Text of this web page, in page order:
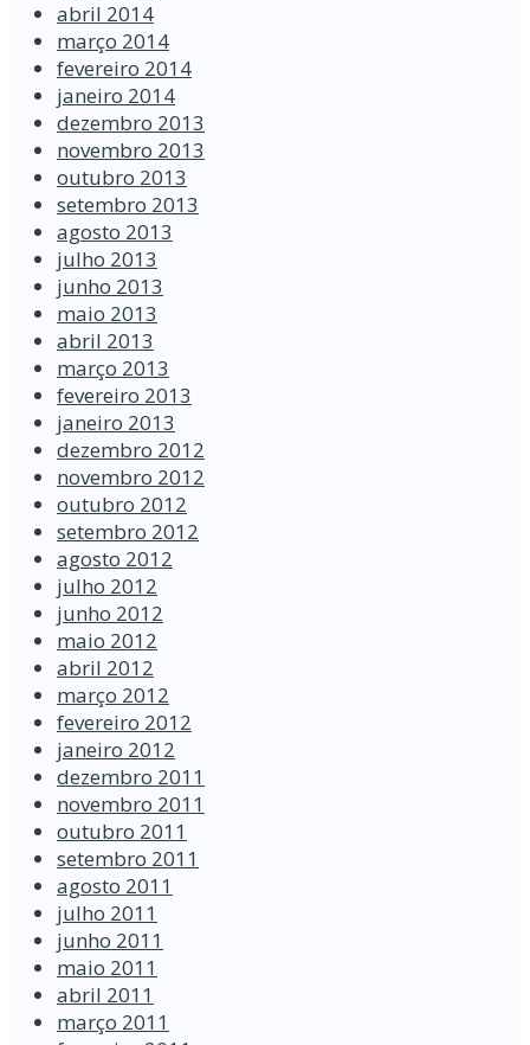
abril 2014
março 2014
fevereiro 2014
janeiro 2014
dezembro 2013
novembro 2013
outubro 2013
setembro 2013
agosto 2013
julho 2013
junho 2013
maio 2013
abril 2013
março 2013
fevereiro 2013
janeiro 2013
dezembro 2012
novembro 2012
outubro 2012
setembro 2012
agosto 2012
julho 2012
junho 2012
maio 2012
abril 2012
março 2012
fevereiro 2012
janeiro 2012
dezembro 2011
novembro 2011
outubro 2011
setembro 2011
agosto 2011
julho 2011
junho 2011
maio 2011
abril 2011
março 2011